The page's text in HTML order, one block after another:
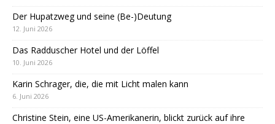
Der Hupatzweg und seine (Be-)Deutung
12. Juni 2026
Das Radduscher Hotel und der Löffel
10. Juni 2026
Karin Schrager, die, die mit Licht malen kann
6. Juni 2026
Christine Stein, eine US-Amerikanerin, blickt zurück auf ihre